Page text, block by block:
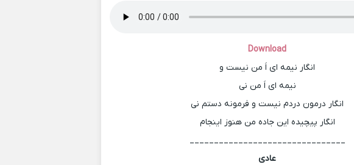
Download
انگار نیمه ای اَ من نیست و
نیمه ای اَ من نی
انگار درمون دردم نیست و فرمونه دستم نی
انگار پیچیده این جاده من هنوز اینجام
________________________________
عادی